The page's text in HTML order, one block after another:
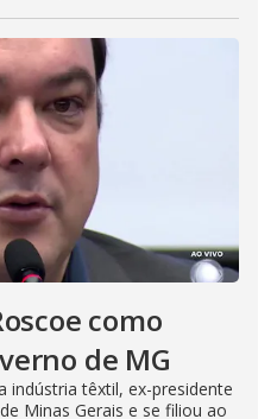
como
de MG
indústria têxtil, ex-presidente
Minas Gerais e se filiou ao